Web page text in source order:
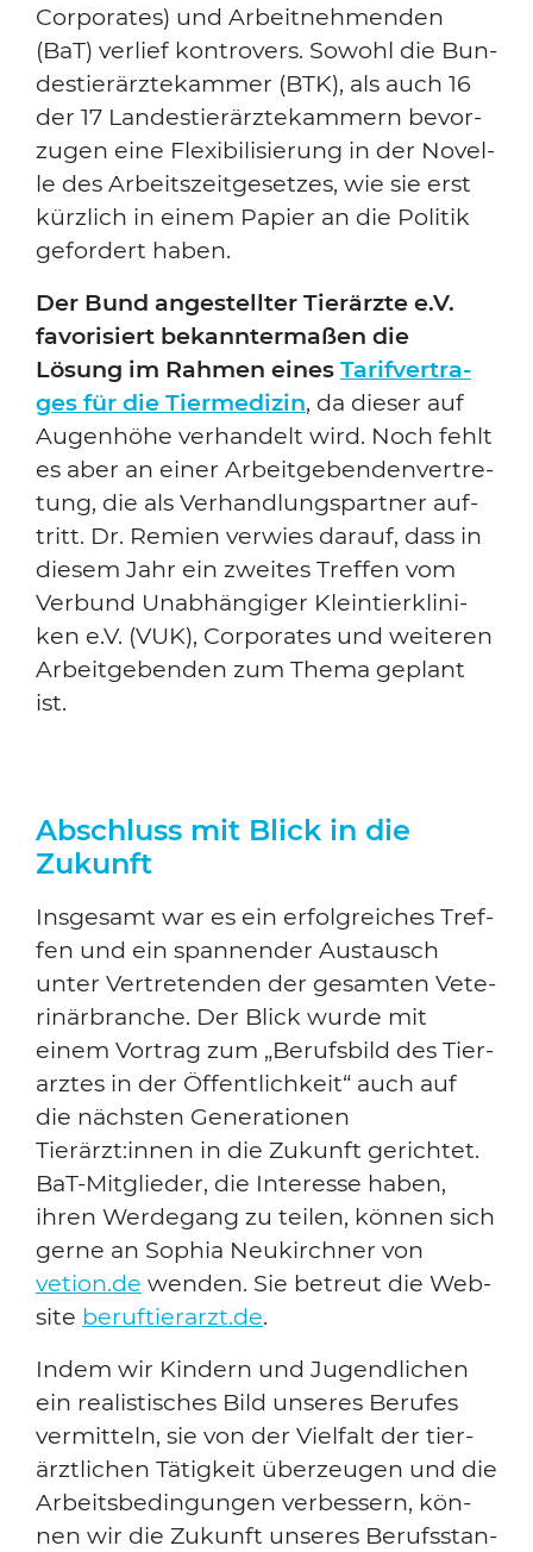
Cor­po­ra­tes) und Arbeit­neh­men­den
(BaT) ver­lief kon­tro­vers. Sowohl die Bun­
des­tier­ärz­te­kam­mer (BTK), als auch 16
der 17 Lan­des­tier­ärz­te­kam­mern bevor­
zu­gen eine Fle­xi­bi­li­sie­rung in der Novel­
le des Arbeits­zeit­ge­set­zes, wie sie erst
kürz­lich in einem Papier an die Poli­tik
gefor­dert haben.
Der Bund ange­stell­ter Tier­ärz­te e.V.
favo­ri­siert bekann­ter­ma­ßen die
Lösung im Rah­men eines Tarif­ver­tra­
ges für die Tier­me­di­zin, da die­ser auf
Augen­hö­he ver­han­delt wird. Noch fehlt
es aber an einer Arbeit­ge­ben­denver­tre­
tung, die als Ver­hand­lungs­part­ner auf­
tritt. Dr. Remi­en ver­wies dar­auf, dass in
die­sem Jahr ein zwei­tes Tref­fen vom
Ver­bund Unab­hän­gi­ger Klein­tier­kli­ni­
ken e.V. (VUK), Cor­po­ra­tes und wei­te­ren
Arbeit­ge­ben­den zum The­ma geplant
ist.
Abschluss mit Blick in die
Zukunft
Ins­ge­samt war es ein erfolg­rei­ches Tref­
fen und ein span­nen­der Aus­tausch
unter Ver­tre­ten­den der gesam­ten Vete­
ri­när­bran­che. Der Blick wur­de mit
einem Vor­trag zum „Berufs­bild des Tier­
arz­tes in der Öffent­lich­keit“ auch auf
die nächs­ten Gene­ra­tio­nen
Tierärzt:innen in die Zukunft gerich­tet.
BaT-Mit­glie­der, die Inter­es­se haben,
ihren Wer­de­gang zu tei­len, kön­nen sich
ger­ne an Sophia Neu­kirch­ner von
vetion.de wen­den. Sie betreut die Web­
site beruftierarzt.de.
Indem wir Kin­dern und Jugend­li­chen
ein rea­lis­ti­sches Bild unse­res Beru­fes
ver­mit­teln, sie von der Viel­falt der tier­
ärzt­li­chen Tätig­keit über­zeu­gen und die
Arbeits­be­din­gun­gen ver­bes­sern, kön­
nen wir die Zukunft unse­res Berufs­stan­